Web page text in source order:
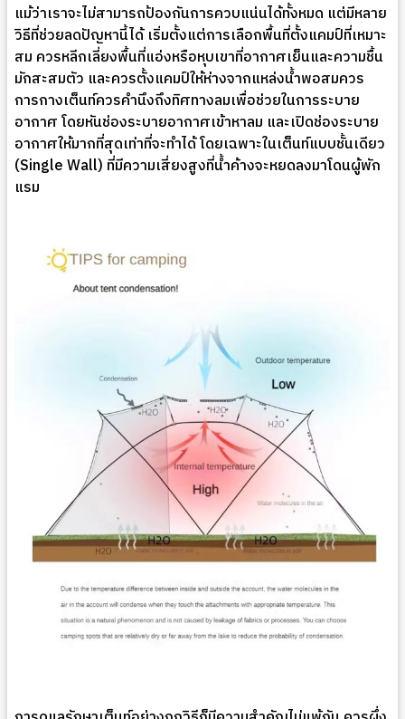
แม้ว่าเราจะไม่สามารถป้องกันการควบแน่นได้ทั้งหมด แต่มีหลาย
วิธีที่ช่วยลดปัญหานี้ได้ เริ่มตั้งแต่การเลือกพื้นที่ตั้งแคมป์ที่เหมาะ
สม ควรหลีกเลี่ยงพื้นที่แอ่งหรือหุบเขาที่อากาศเย็นและความชื้น
มักสะสมตัว และควรตั้งแคมป์ให้ห่างจากแหล่งน้ำพอสมควร
การกางเต็นท์ควรคำนึงถึงทิศทางลมเพื่อช่วยในการระบาย
อากาศ โดยหันช่องระบายอากาศเข้าหาลม และเปิดช่องระบาย
อากาศให้มากที่สุดเท่าที่จะทำได้ โดยเฉพาะในเต็นท์แบบชั้นเดียว
(Single Wall) ที่มีความเสี่ยงสูงที่น้ำค้างจะหยดลงมาโดนผู้พัก
แรม